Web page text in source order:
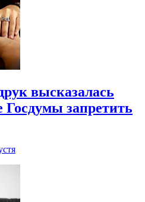
высказалась
Госдумы запретить